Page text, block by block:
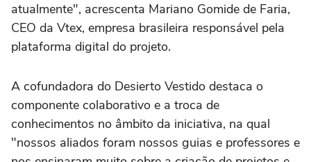
atualmente", acrescenta Mariano Gomide de Faria,
CEO da Vtex, empresa brasileira responsável pela
plataforma digital do projeto.
A cofundadora do Desierto Vestido destaca o
componente colaborativo e a troca de
conhecimentos no âmbito da iniciativa, na qual
"nossos aliados foram nossos guias e professores e